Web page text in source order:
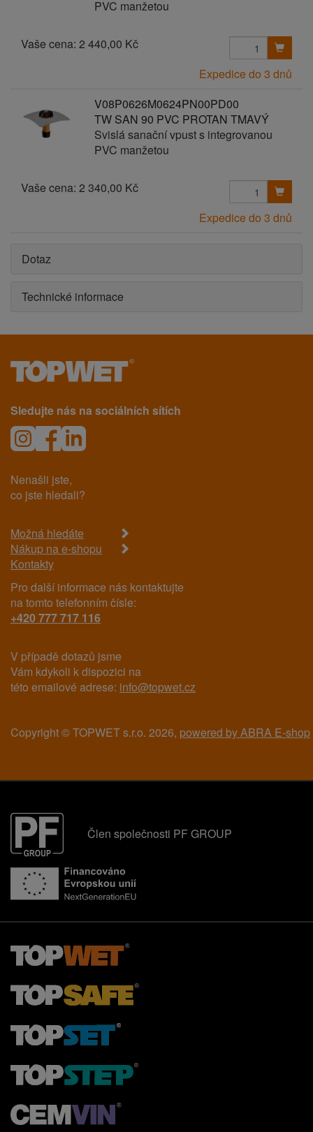
PVC manžetou
Vaše cena: 2 440,00 Kč
Expedice do 3 dnů
V08P0626M0624PN00PD00
TW SAN 90 PVC PROTAN TMAVÝ
Svislá sanační vpust s integrovanou
PVC manžetou
Vaše cena: 2 340,00 Kč
Expedice do 3 dnů
Dotaz
Technické informace
Sledujte nás na sociálních sítích
Nenašli jste,
co jste hledali?
Možná hledáte
Nákup na e-shopu
Kontakty
Pro další informace nás kontaktujte
na tomto telefonním čísle:
+420 777 717 116
V případě dotazů jsme
Vám kdykoli k dispozici na
této emailové adrese: info@topwet.cz
Copyright © TOPWET s.r.o. 2026, powered by ABRA E-shop
Člen společnosti PF GROUP